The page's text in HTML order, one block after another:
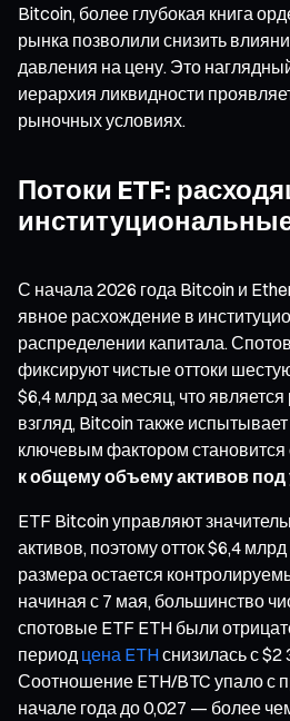
Bitcoin, более глубокая книга
рынка позволили снизить
давления на цену. Это
иерархия ликвидности
рыночных условиях.
Потоки ETF:
С начала 2026 года Bitcoin и
явное расхождение в
распределении капитала.
фиксируют чистые оттоки
$6,4 млрд за месяц, что
взгляд, Bitcoin также
ключевым фактором становится
к общему объему активов
ETF Bitcoin управляют
активов, поэтому отток $6,4
размера остается
начиная с 7 мая, большинство
спотовые ETF ETH были
период цена ETHснизилась с
Соотношение ETH/BTC упало с
начале года до 0,027 — более